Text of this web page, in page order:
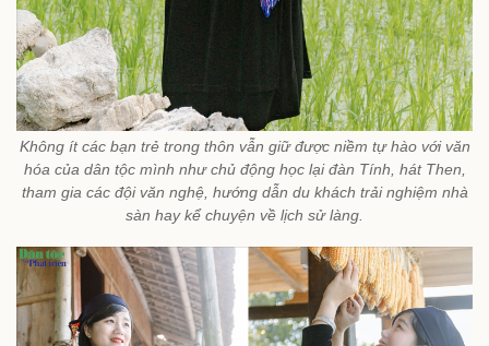
Không ít các bạn trẻ trong thôn vẫn giữ được niềm tự hào với văn
hóa của dân tộc mình như chủ động học lại đàn Tính, hát Then,
tham gia các đội văn nghệ, hướng dẫn du khách trải nghiệm nhà
sàn hay kể chuyện về lịch sử làng.